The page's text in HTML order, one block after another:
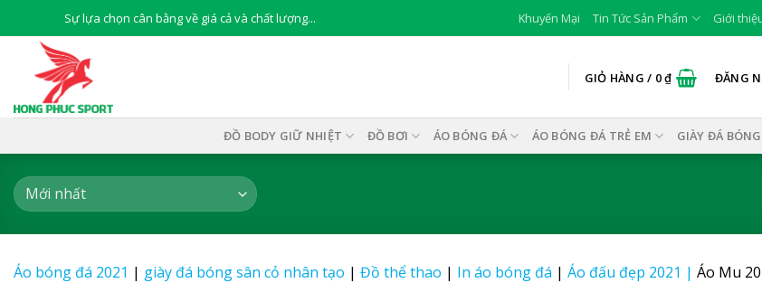
to
content
Sự lựa chọn cân bằng về giá cả và chất lượng... Khuyến Mại Tin Tức Sản Phẩm Giới
GIỎ HÀNG / 0₫ ĐĂNG
ĐỒ BODY GIỮ NHIỆT ĐỒ BƠI ÁO BÓNG ĐÁ ÁO BÓNG ĐÁ TRẺ EM GIÀY ĐÁ BÓNG
Áo bóng đá 2021 | giày đá bóng sân cỏ nhân tạo | Đồ thể thao | In áo bóng đá | Áo đấu đẹp 2021 | Áo Mu